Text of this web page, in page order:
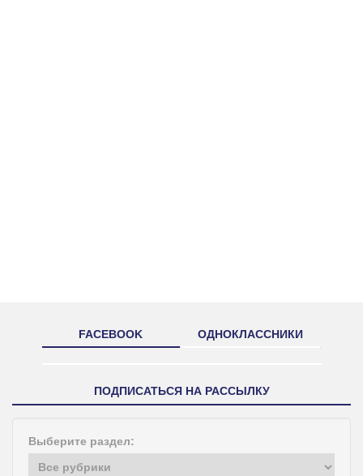
FACEBOOK ОДНОКЛАССНИКИ
ПОДПИСАТЬСЯ НА РАССЫЛКУ
Выберите раздел: